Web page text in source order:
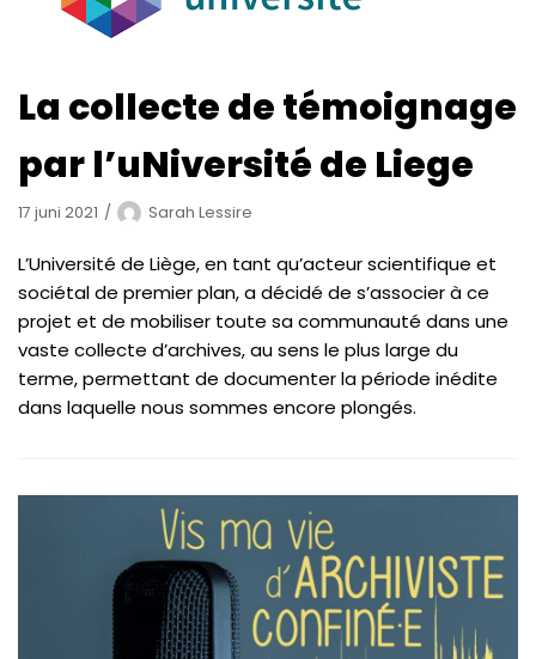
La collecte de témoignage
par l’uNiversité de Liege
17 juni 2021 Sarah Lessire
L’Université de Liège, en tant qu’acteur scientifique et
sociétal de premier plan, a décidé de s’associer à ce
projet et de mobiliser toute sa communauté dans une
vaste collecte d’archives, au sens le plus large du
terme, permettant de documenter la période inédite
dans laquelle nous sommes encore plongés.